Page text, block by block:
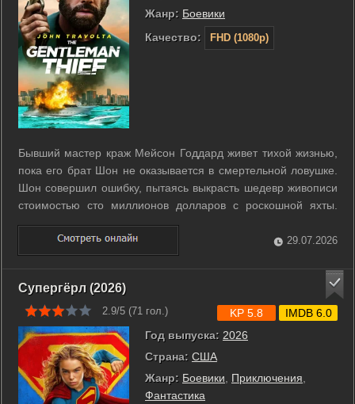
Жанр: Боевики
Качество:
FHD (1080p)
Бывший мастер краж Мейсон Годдард живет тихой жизнью,
пока его брат Шон не оказывается в смертельной ловушке.
Шон совершил ошибку, пытаясь выкрасть шедевр живописи
стоимостью сто миллионов долларов с роскошной яхты.
Этот дерзкий налет обернулся западней, подстроенной
старым врагом Мейсона. Теперь опытному вору предстоит
вернуться в большой ...
29.07.2026
Супергёрл (2026)
2.9/5 (71 гол.)
Год выпуска: 2026
Страна: США
Жанр: Боевики Приключения
Фантастика
KP 5.8 IMDB 6.0